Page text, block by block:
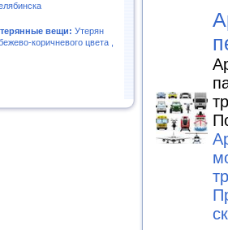
вещи: Утерян
коричневого цвета ,